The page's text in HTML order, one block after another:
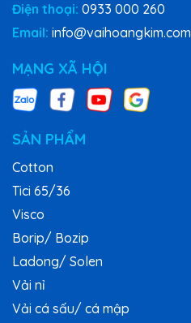
Điện thoại: 0933 000 260
Email: info@vaihoangkim.com
MẠNG XÃ HỘI
SẢN PHẨM
Cotton
Tici 65/36
Visco
Borip/ Bozip
Ladong/ Solen
Vải nỉ
Vải cá sấu/ cá mập